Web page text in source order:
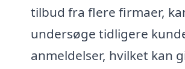
tilbud fra flere firmaer,
undersøge tidligere
anmeldelser, hvilket kan